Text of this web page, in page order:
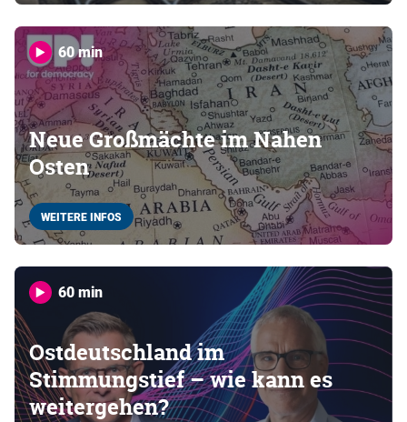
60 min
Neue Großmächte im Nahen
Osten
WEITERE INFOS
60 min
Ostdeutschland im
Stimmungstief – wie kann es
weitergehen?